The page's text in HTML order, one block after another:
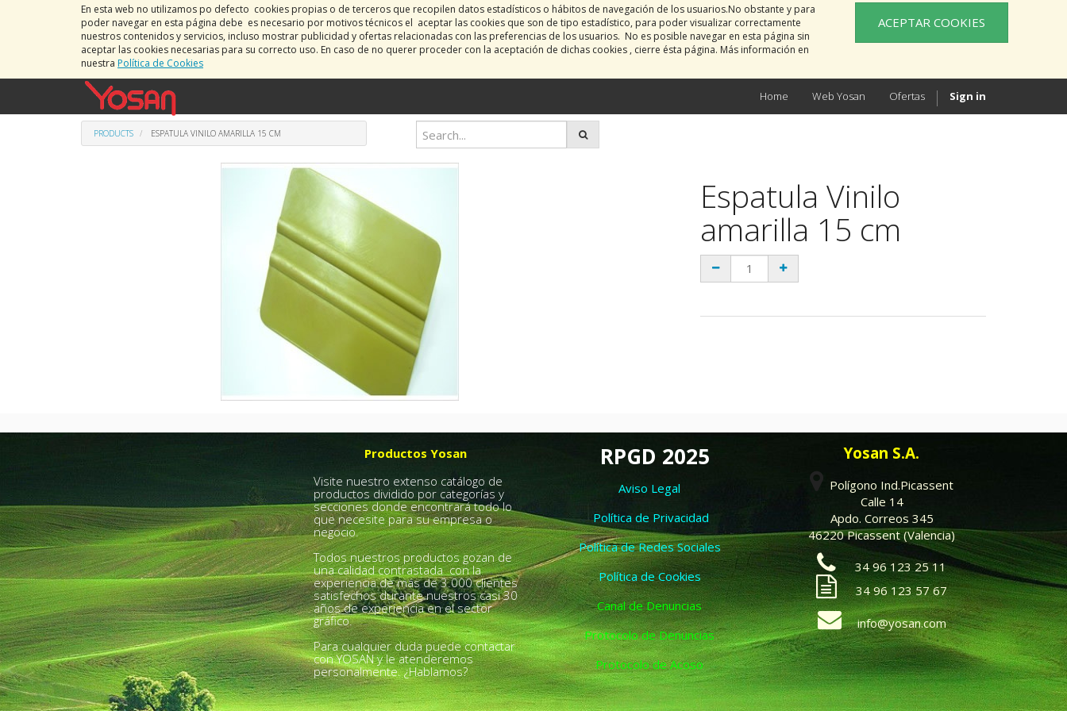
En esta web no utilizamos po defecto cookies propias o de terceros que recopilen datos estadísticos o hábitos de navegación de los usuarios.No obstante y para
poder navegar en esta página debe es necesario por motivos técnicos el aceptar las cookies que son de tipo estadístico, para poder visualizar correctamente
nuestros contenidos y servicios, incluso mostrar publicidad y ofertas relacionadas con las preferencias de los usuarios. No es posible navegar en esta página sin
aceptar las cookies necesarias para su correcto uso. En caso de no querer proceder con la aceptación de dichas cookies , cierre ésta página. Más información en
nuestra Política de Cookies
ACEPTAR COOKIES
Home Web Yosan Ofertas Sign in
PRODUCTS ESPATULA VINILO AMARILLA 15 CM
Espatula Vinilo
amarilla 15 cm
Productos Yosan
Visite nuestro extenso catálogo de
productos dividido por categorías y
secciones donde encontrará todo lo
que necesite para su empresa o
negocio.
Todos nuestros productos gozan de
una calidad contrastada con la
experiencia de más de 3.000 clientes
satisfechos durante nuestros casi 30
años de experiencia en el sector
gráfico.
Para cualquier duda puede contactar
con YOSAN y le atenderemos
personalmente. ¿Hablamos?
RPGD 2025
Aviso Legal
Política de Privacidad
Política de Redes Sociales
Política de Cookies
Canal de Denuncias
Protocolo de Denuncias
Protocolo de Acoso
Yosan S.A.
Polígono Ind.Picassent
Calle 14
Apdo. Correos 345
46220 Picassent (Valencia)
34 96 123 25 11
34 96 123 57 67
info@yosan.com